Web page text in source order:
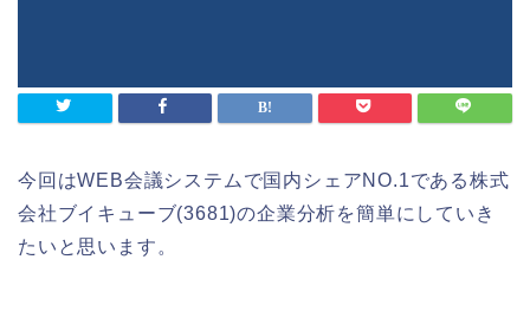
今回はWEB会議システムで国内シェアNO.1である株式
会社ブイキューブ(3681)の企業分析を簡単にしていき
たいと思います。